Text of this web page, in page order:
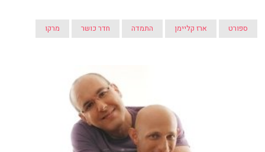
ספורט ארז קליימן התמדה חדר כושר מרקו